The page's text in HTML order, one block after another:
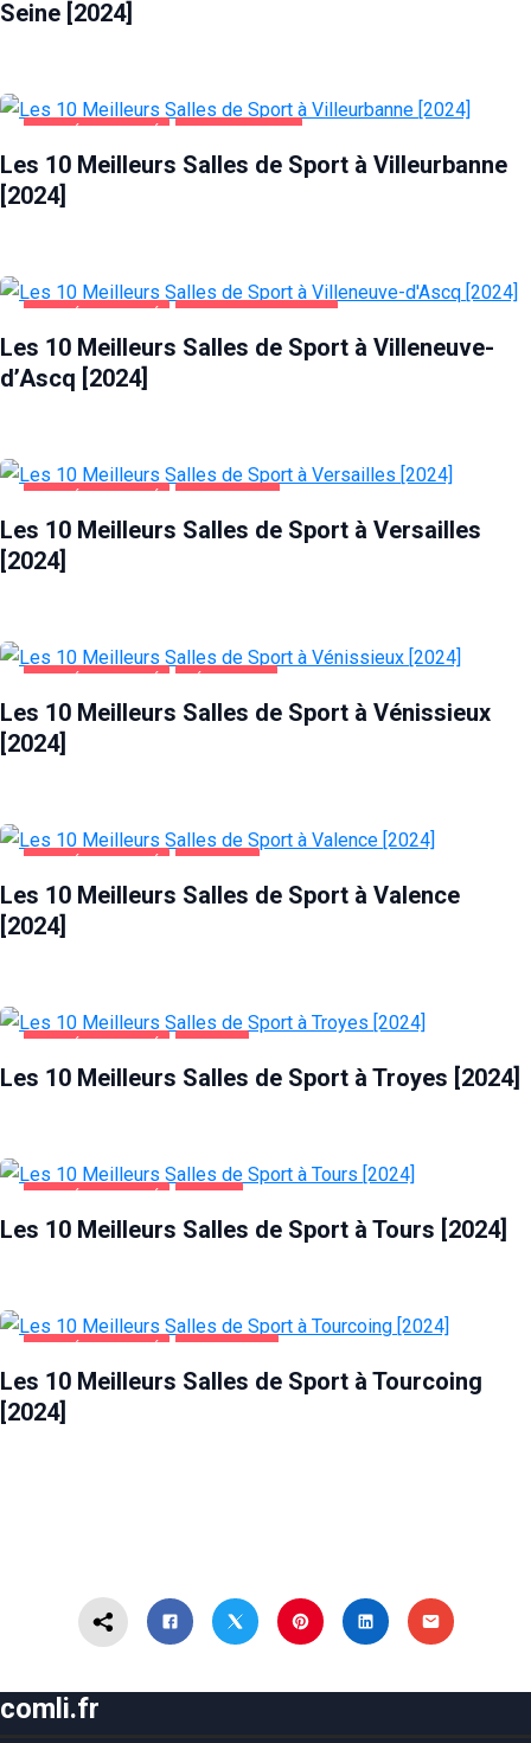
Seine [2024]
Les 10 Meilleurs Salles de Sport à Villeurbanne
[2024]
Les 10 Meilleurs Salles de Sport à Villeneuve-
d’Ascq [2024]
Les 10 Meilleurs Salles de Sport à Versailles
[2024]
Les 10 Meilleurs Salles de Sport à Vénissieux
[2024]
Les 10 Meilleurs Salles de Sport à Valence
[2024]
Les 10 Meilleurs Salles de Sport à Troyes [2024]
Les 10 Meilleurs Salles de Sport à Tours [2024]
Les 10 Meilleurs Salles de Sport à Tourcoing
[2024]
comli.fr